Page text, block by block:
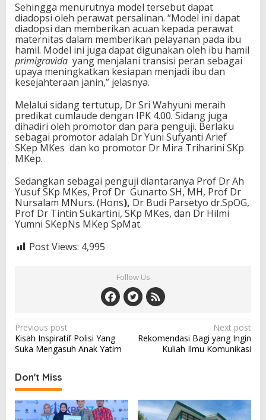
Sehingga menurutnya model tersebut dapat
diadopsi oleh perawat persalinan. “Model ini dapat
diadopsi dan memberikan acuan kepada perawat
maternitas dalam memberikan pelayanan pada ibu
hamil. Model ini juga dapat digunakan oleh ibu hamil
primigravida yang menjalani transisi peran sebagai
upaya meningkatkan kesiapan menjadi ibu dan
kesejahteraan janin,” jelasnya.
Melalui sidang tertutup, Dr Sri Wahyuni meraih
predikat cumlaude dengan IPK 4.00. Sidang juga
dihadiri oleh promotor dan para penguji. Berlaku
sebagai promotor adalah Dr Yuni Sufyanti Arief
SKep MKes dan ko promotor Dr Mira Triharini SKp
MKep.
Sedangkan sebagai penguji diantaranya Prof Dr Ah
Yusuf SKp MKes, Prof Dr Gunarto SH, MH, Prof Dr
Nursalam MNurs. (Hons), Dr Budi Parsetyo dr.SpOG,
Prof Dr Tintin Sukartini, SKp MKes, dan Dr Hilmi
Yumni SKepNs MKep SpMat.
Post Views: 4,995
Follow Us
Post
navigation
Previous post
Kisah Inspiratif Polisi Yang
Suka Mengasuh Anak Yatim
Next post
Rekomendasi Bagi yang Ingin
Kuliah Ilmu Komunikasi
Don't Miss